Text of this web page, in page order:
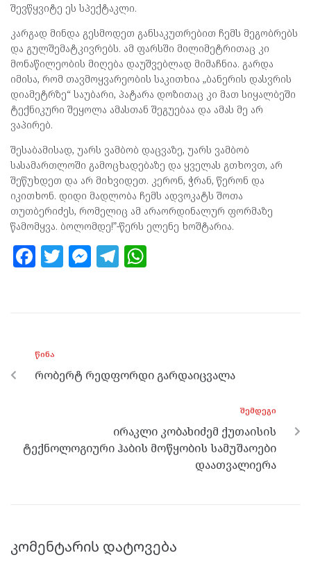
შევწყვიტე ეს სპექტაკლი.
კარგად მინდა გესმოდეთ განსაკუთრებით ჩემს მეგობრებს
და გულშემატკივრებს. ამ ფარსში მილიმეტრითაც კი
მონაწილეობის მიღება დაუშვებლად მიმაჩნია. გარდა
იმისა, რომ თავმოყვარეობის საკითხია „ბანერის დასვრის
დიამეტრზე“ საუბარი, პატარა დოზითაც კი მათ სიყალბეში
ტექნიკური შეყოლა ამასთან შეგუებაა და ამას მე არ
ვაპირებ.
შესაბამისად, უარს ვამბობ დაცვაზე, უარს ვამბობ
სასამართლოში გამოცხადებაზე და ყველას გთხოვთ, არ
შეწუხდეთ და არ მიხვიდეთ. კერონ, ჭრან, წერონ და
იკითხონ. დიდი მადლობა ჩემს ადვოკატს შოთა
თუთბერიძეს, რომელიც ამ არაორდინალურ ფორმაზე
წამომყვა. ბოლომდე!”-წერს ელენე ხოშტარია.
F
o
o
k
T M
er
T
m p
p
ᲬᲘᲜᲐ
რობერტ რედფორდი გარდაიცვალა
ᲨᲔᲛᲓᲔᲒᲘ
ირაკლი კობახიძემ ქუთაისის
ტექნოლოგიური ჰაბის მოწყობის სამუშაოები
დაათვალიერა
კომენტარის დატოვება